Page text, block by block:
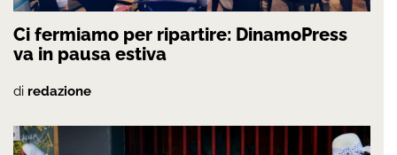
Ci fermiamo per ripartire: DinamoPress
va in pausa estiva
di redazione